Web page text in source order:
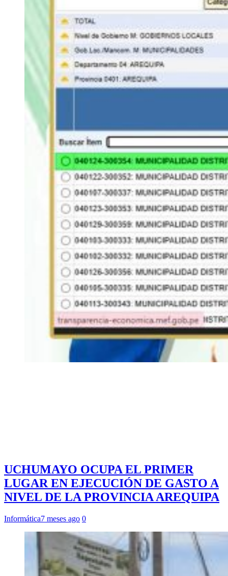
UCHUMAYO OCUPA EL PRIMER
LUGAR EN EJECUCIÓN DE GASTO A
NIVEL DE LA PROVINCIA AREQUIPA
Informática7 meses ago 0